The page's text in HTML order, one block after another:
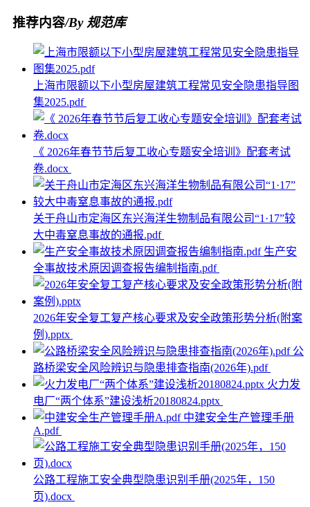
推荐内容/By 规范库
上海市限额以下小型房屋建筑工程常见安全隐患指导图
集2025.pdf
《 2026年春节节后复工收心专题安全培训》配套考试
卷.docx
关于舟山市定海区东兴海洋生物制品有限公司“1·17”较
大中毒窒息事故的通报.pdf
生产安
全事故技术原因调查报告编制指南.pdf
2026年安全复工复产核心要求及安全政策形势分析(附案
例).pptx
公
路桥梁安全风险辨识与隐患排查指南(2026年).pdf
火力发
电厂“两个体系”建设浅析20180824.pptx
中建安全生产管理手册
A.pdf
公路工程施工安全典型隐患识别手册(2025年，150
页).docx